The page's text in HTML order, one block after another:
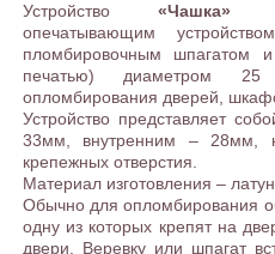
Устройство «Чашка»
опечатывающим
пломбировочным шпагатом
печатью) диаметром
опломбирования дверей,
Устройство представляет
33мм, внутренним – 28мм,
крепежных отверстия.
Материал изготовления –
Обычно для опломбирования
одну из которых крепят на
двери. Веревку или шпагат